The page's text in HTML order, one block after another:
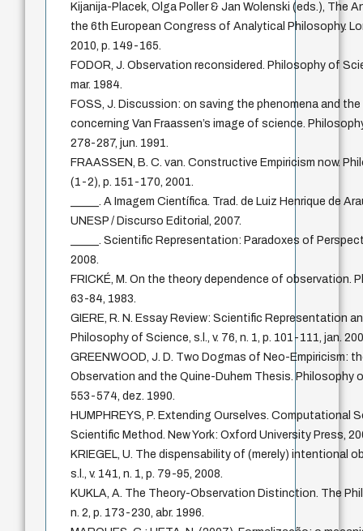
Kijanija-Placek, Olga Poller & Jan Wolenski (eds.), The
the 6th European Congress of Analytical Philosophy.
2010, p. 149-165.
FODOR, J. Observation reconsidered. Philosophy of
mar. 1984.
FOSS, J. Discussion: on saving the phenomena and
concerning Van Fraassen’s image of science.
278-287, jun. 1991.
FRAASSEN, B. C. van. Constructive Empiricism now.
(1-2), p. 151-170, 2001.
_____. A Imagem Científica. Trad. de Luiz Henrique de
UNESP / Discurso Editorial, 2007.
_____. Scientific Representation: Paradoxes of
2008.
FRICKÉ, M. On the theory dependence of observation.
63-84, 1983.
GIERE, R. N. Essay Review: Scientific Representation
Philosophy of Science, s.l., v. 76, n. 1, p. 101-111, jan.
GREENWOOD, J. D. Two Dogmas of Neo-Empiricism:
Observation and the Quine-Duhem Thesis. Philosophy
553-574, dez. 1990.
HUMPHREYS, P. Extending Ourselves. Computational
Scientific Method. New York: Oxford University Press,
KRIEGEL, U. The dispensability of (merely) intentional
s.l., v. 141, n. 1, p. 79-95, 2008.
KUKLA, A. The Theory-Observation Distinction. The
n. 2, p. 173-230, abr. 1996.